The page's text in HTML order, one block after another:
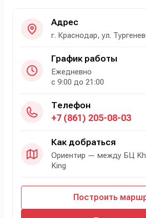
Адрес
г. Краснодар, ул.
График работы
Ежедневно
с 9:00 до 21:00
Телефон
+7 (861) 205-08-03
Как добраться
Ориентир — между БЦ
King
Построить